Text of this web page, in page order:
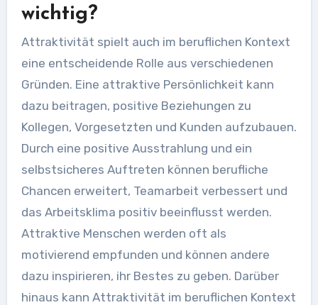
wichtig?
Attraktivität spielt auch im beruflichen Kontext
eine entscheidende Rolle aus verschiedenen
Gründen. Eine attraktive Persönlichkeit kann
dazu beitragen, positive Beziehungen zu
Kollegen, Vorgesetzten und Kunden aufzubauen.
Durch eine positive Ausstrahlung und ein
selbstsicheres Auftreten können berufliche
Chancen erweitert, Teamarbeit verbessert und
das Arbeitsklima positiv beeinflusst werden.
Attraktive Menschen werden oft als
motivierend empfunden und können andere
dazu inspirieren, ihr Bestes zu geben. Darüber
hinaus kann Attraktivität im beruflichen Kontext